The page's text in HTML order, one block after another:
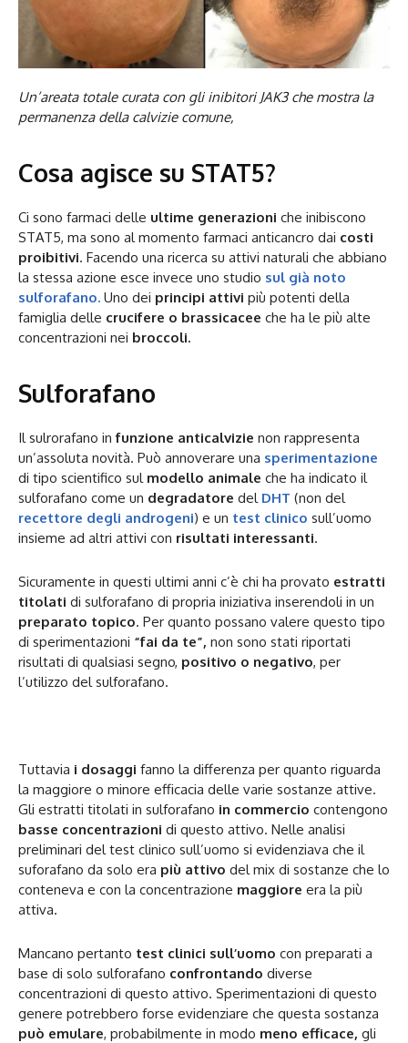
Un’areata totale curata con gli inibitori JAK3 che mostra la
permanenza della calvizie comune,
Cosa agisce su STAT5?
Ci sono farmaci delle ultime generazioni che inibiscono
STAT5, ma sono al momento farmaci anticancro dai costi
proibitivi. Facendo una ricerca su attivi naturali che abbiano
la stessa azione esce invece uno studio sul già noto
sulforafano. Uno dei principi attivi più potenti della
famiglia delle crucifere o brassicacee che ha le più alte
concentrazioni nei broccoli.
Sulforafano
Il sulrorafano infunzione anticalvizie non rappresenta
un’assoluta novità. Può annoverare una sperimentazione
di tipo scientifico sul modello animale che ha indicato il
sulforafano come un degradatore del DHT (non del
recettore degli androgeni) e un test clinico sull’uomo
insieme ad altri attivi con risultati interessanti.
Sicuramente in questi ultimi anni c’è chi ha provato estratti
titolati di sulforafano di propria iniziativa inserendoli in un
preparato topico. Per quanto possano valere questo tipo
di sperimentazioni “fai da te”, non sono stati riportati
risultati di qualsiasi segno, positivo o negativo, per
l’utilizzo del sulforafano.
Tuttavia i dosaggi fanno la differenza per quanto riguarda
la maggiore o minore efficacia delle varie sostanze attive.
Gli estratti titolati in sulforafano in commercio contengono
basse concentrazioni di questo attivo. Nelle analisi
preliminari del test clinico sull’uomo si evidenziava che il
suforafano da solo era più attivo del mix di sostanze che lo
conteneva e con la concentrazione maggiore era la più
attiva.
Mancano pertanto test clinici sull’uomo con preparati a
base di solo sulforafano confrontando diverse
concentrazioni di questo attivo. Sperimentazioni di questo
genere potrebbero forse evidenziare che questa sostanza
può emulare, probabilmente in modo meno efficace, gli